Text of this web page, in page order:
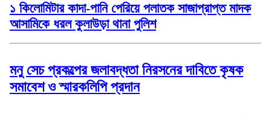
১ কিলোমিটার কাদা-পানি পেরিয়ে পলাতক সাজাপ্রাপ্ত মাদক
আসামিকে ধরল কুলাউড়া থানা পুলিশ
মনু সেচ প্রকল্পের জলাবদ্ধতা নিরসনের দাবিতে কৃষক
সমাবেশ ও স্মারকলিপি প্রদান